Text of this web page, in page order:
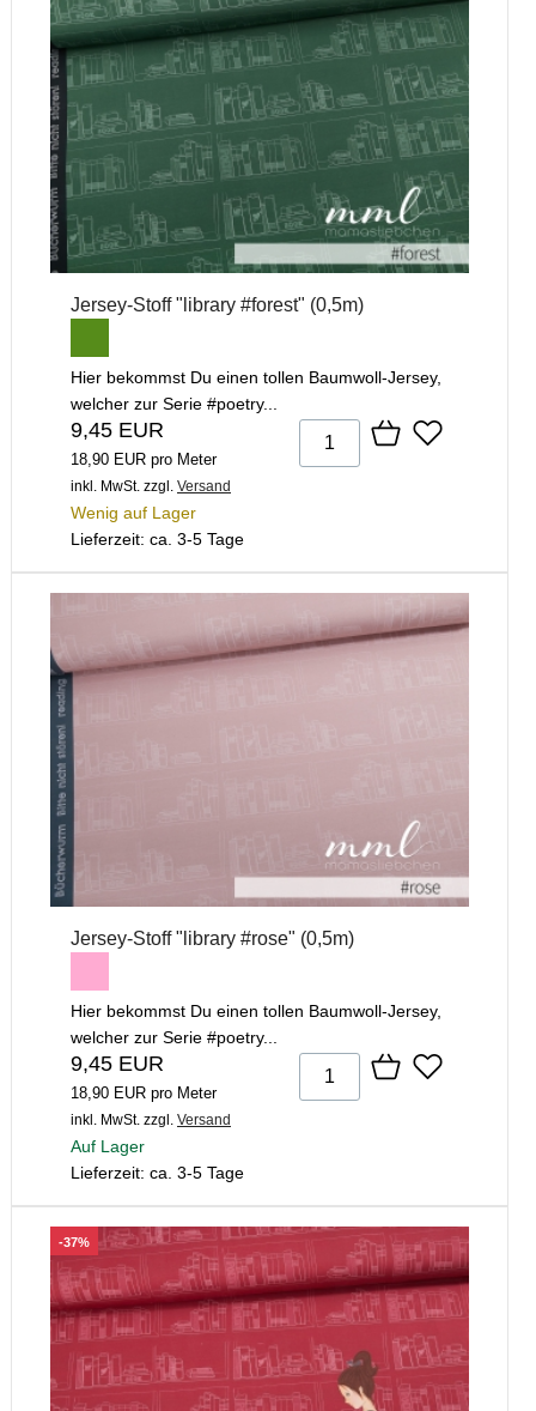
Jersey-Stoff "library #forest" (0,5m)
Hier bekommst Du einen tollen Baumwoll-Jersey,
welcher zur Serie #poetry...
9,45 EUR
18,90 EUR pro Meter
inkl. MwSt. zzgl. Versand
Wenig auf Lager
Lieferzeit: ca. 3-5 Tage
Jersey-Stoff "library #rose" (0,5m)
Hier bekommst Du einen tollen Baumwoll-Jersey,
welcher zur Serie #poetry...
9,45 EUR
18,90 EUR pro Meter
inkl. MwSt. zzgl. Versand
Auf Lager
Lieferzeit: ca. 3-5 Tage
-37%